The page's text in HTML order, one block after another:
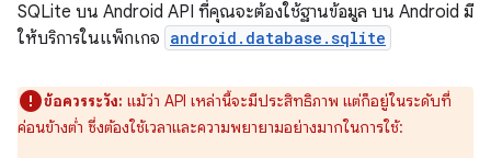
SQLite บน Android API ที่คุณจะต้องใช้ฐานข้อมูล บน Android มี
ให้บริการในแพ็กเกจ android.database.sqlite
ข้อควรระวัง: แม้ว่า API เหล่านี้จะมีประสิทธิภาพ แต่ก็อยู่ในระดับที่
ค่อนข้างต่ำ ซึ่งต้องใช้เวลาและความพยายามอย่างมากในการใช้: